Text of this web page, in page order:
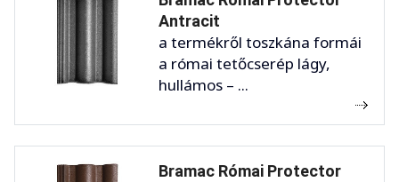
Antracit
a termékről toszkána formái
a római tetőcserép lágy,
hullámos – ...
Bramac Római Protector